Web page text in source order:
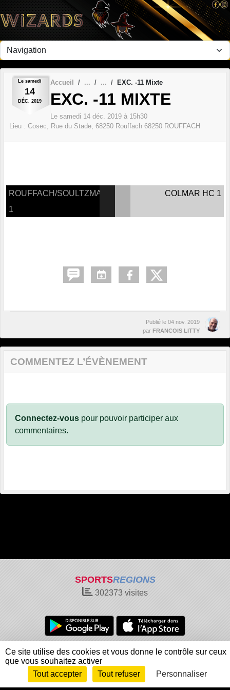
Le samedi
14
DÉC. 2019
Accueil EXC. -11 Mixte
EXC. -11 MIXTE
Le samedi 14 déc. 2019 à 15h30
Lieu : Cosec, Rue du Stade, 68250 Rouffach 68250 ROUFFACH
ROUFFACH/SOULTZMATT
1
COLMAR HC 1
Publié le 04 nov. 2019
par FRANCOIS LITTY
COMMENTEZ L’ÉVÈNEMENT
Connectez-vous pour pouvoir participer aux
commentaires.
SPORTSREGIONS
302373 visites
Charte cookies
Gestion des cookies
Informations légales
Signaler un contenu inapproprié
Envie de participer ?
Connexion
Panneau de gestion des cookies
Ce site utilise des cookies et vous donne le contrôle sur ceux
que vous souhaitez activer
Tout accepter
Tout refuser Personnaliser